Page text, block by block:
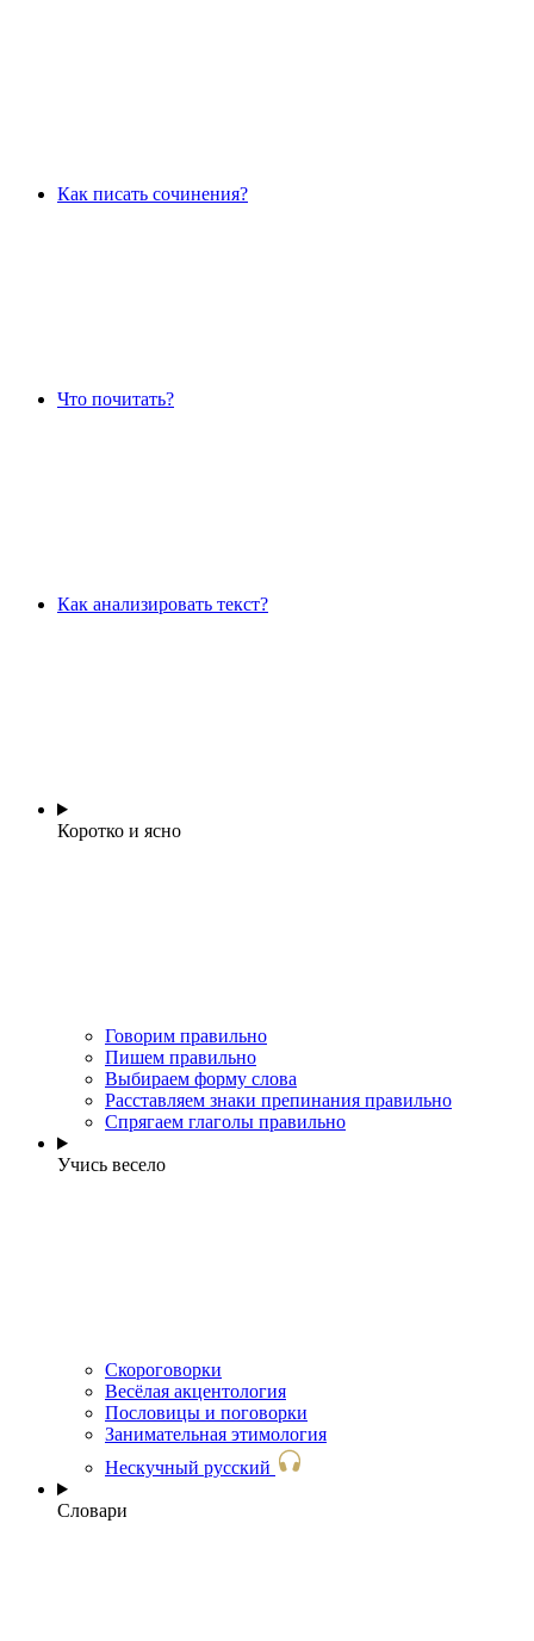
Как писать сочинения?
Что почитать?
Как анализировать текст?
Коротко и ясно
Говорим правильно
Пишем правильно
Выбираем форму слова
Расставляем знаки препинания правильно
Спрягаем глаголы правильно
Учись весело
Скороговорки
Весёлая акцентология
Пословицы и поговорки
Занимательная этимология
Нескучный русский
Словари